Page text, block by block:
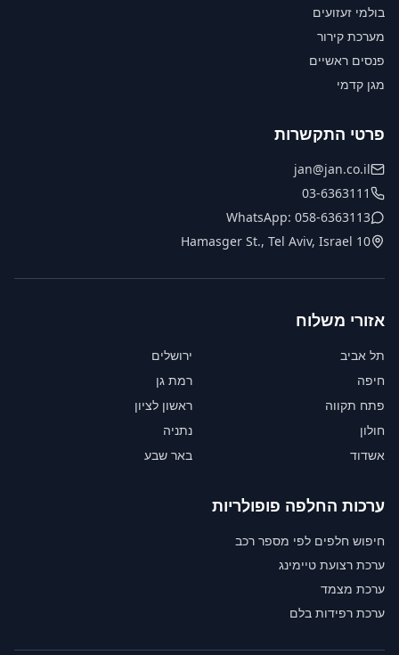
בולמי זעזועים
מערכת קירור
פנסים ראשיים
מגן קדמי
פרטי התקשרות
jan@jan.co.il
03-6363111
WhatsApp: 058-6363113
10 Hamasger St., Tel Aviv, Israel
אזורי משלוח
תל אביב
ירושלים
חיפה
רמת גן
פתח תקווה
ראשון לציון
חולון
נתניה
אשדוד
באר שבע
ערכות החלפה פופולריות
חיפוש חלפים לפי מספר רכב
ערכת רצועת טיימינג
ערכת מצמד
ערכת רפידות בלם